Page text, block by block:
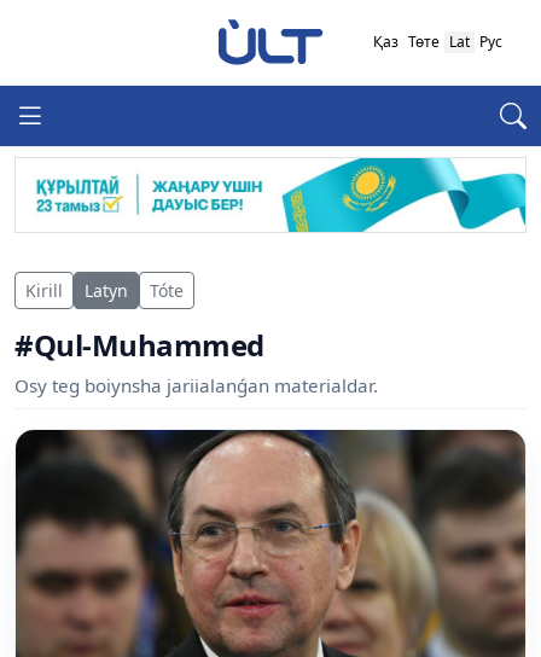
Қаз Төте Lat Рус
Kirill Latyn Tóte
#Qul-Muhammed
Osy teg boiynsha jariialanǵan materialdar.